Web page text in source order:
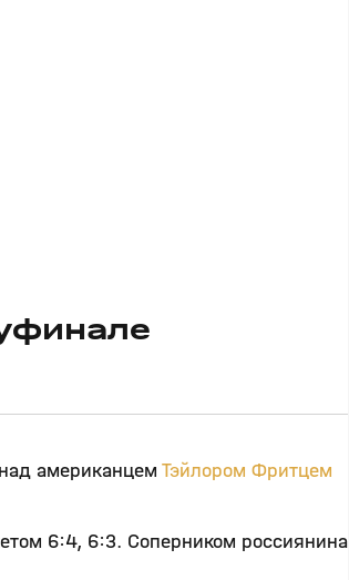
над американцем Тэйлором Фритцем
6:4, 6:3. Соперником россиянина